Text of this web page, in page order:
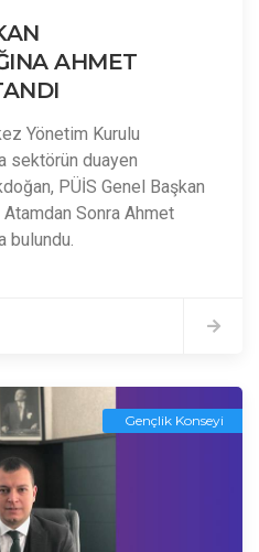
AHMET
Yönetim Kurulu
sektörün duayen
PÜİS Genel Başkan
Atamdan Sonra Ahmet
bulundu.
Gençlik Konseyi